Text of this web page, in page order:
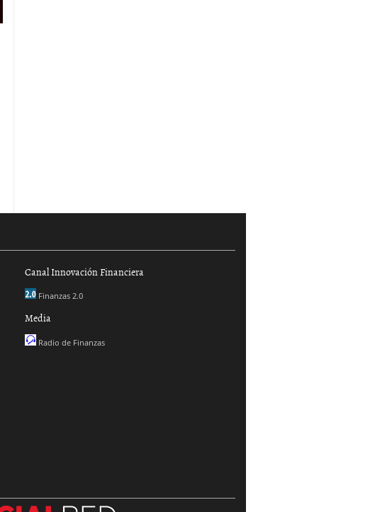
Canal Innovación Financiera
Finanzas 2.0
Media
Radio de Finanzas